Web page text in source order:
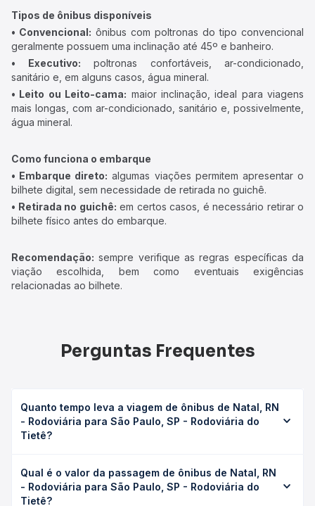
Tipos de ônibus disponíveis
• Convencional: ônibus com poltronas do tipo convencional
geralmente possuem uma inclinação até 45º e banheiro.
• Executivo: poltronas confortáveis, ar-condicionado,
sanitário e, em alguns casos, água mineral.
• Leito ou Leito-cama: maior inclinação, ideal para viagens
mais longas, com ar-condicionado, sanitário e, possivelmente,
água mineral.
Como funciona o embarque
• Embarque direto: algumas viações permitem apresentar o
bilhete digital, sem necessidade de retirada no guichê.
• Retirada no guichê: em certos casos, é necessário retirar o
bilhete físico antes do embarque.
Recomendação: sempre verifique as regras específicas da
viação escolhida, bem como eventuais exigências
relacionadas ao bilhete.
Perguntas Frequentes
Quanto tempo leva a viagem de ônibus de Natal, RN
- Rodoviária para São Paulo, SP - Rodoviária do
Tietê?
Paulo, SP - Rodoviária do Tietê leva em média 71h 52min,
podendo variar conforme a viação, o tipo de serviço
(convencional, executivo ou leito) e as condições de
Qual é o valor da passagem de ônibus de Natal, RN
- Rodoviária para São Paulo, SP - Rodoviária do
Tietê?